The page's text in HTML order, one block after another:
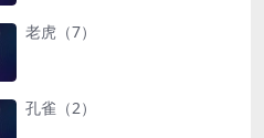
老虎（7）
孔雀（2）